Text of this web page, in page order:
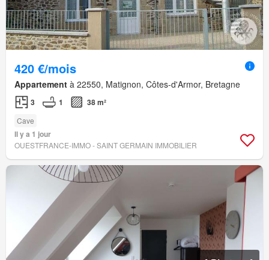
420 €/mois
Appartement à 22550, Matignon, Côtes-d'Armor, Bretagne
3 1 38 m²
Cave
Il y a 1 jour
OUESTFRANCE-IMMO - SAINT GERMAIN IMMOBILIER